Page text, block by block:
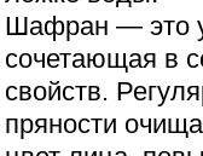
Шафран — это
сочетающая в
свойств.
пряности